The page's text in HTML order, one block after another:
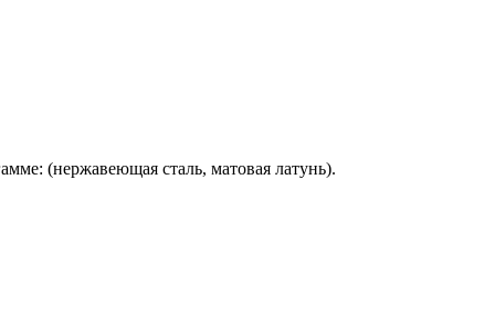
(нержавеющая сталь, матовая латунь).